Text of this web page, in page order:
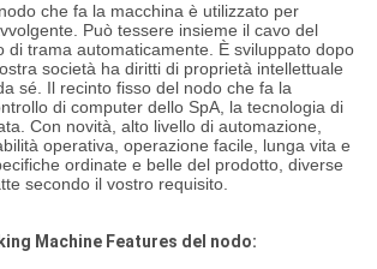
che fa la macchina è utilizzato per
Può tessere insieme il cavo del
di trama automaticamente. È sviluppato dopo
società ha diritti di proprietà intellettuale
sé. Il recinto fisso del nodo che fa la
di computer dello SpA, la tecnologia di
Con novità, alto livello di automazione,
operativa, operazione facile, lunga vita e
ordinate e belle del prodotto, diverse
secondo il vostro requisito.
Machine Features del nodo: